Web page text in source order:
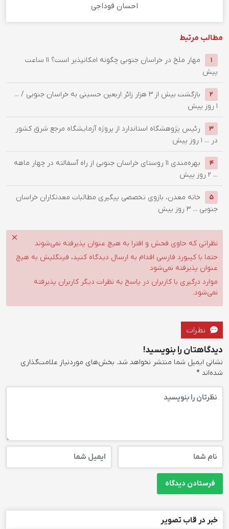
احسان فوداجی
مطالب مرتبط
1 ‌مهار ملخ در خراسان جنوبی چگونه امکانپذیر است؟
11 ساعت
پیش
2
بازگشت بیش از ۳ هزار زائر اربعین حسینی به خراسان جنوبی / ...
1 روز پیش
3
رئیس پژوهشگاه استاندارد از پروژه آزمایشگاه مرجع شرق کشور
در ... 1 روز پیش
4
بهره‌مندی ۱۱ روستای خراسان جنوبی از راه آسفالته در چهار ماهه
... 2 روز پیش
5
خانه معدن، بازوی تخصصی پیگیری مطالبات معدنکاران خراسان
جنوبی ... 3 روز پیش
نظراتی که حاوی فحش و افترا به هیچ عنوان پذیرفته نمی‌شوند
حتما با کیبورد فارسی اقدام به ارسال دیدگاه کنید، فینگلیش به هیچ
عنوان پذیرفته نمی‌شود
موارد درگیری با کاربران در پاسخ به نظرات دیگر کاربران پذیرفته
نمی‌شود.
نظرات
دیدگاهتان را بنویسید!
نشانی ایمیل شما منتشر نخواهد شد. بخش‌های موردنیاز علامت‌گذاری
شده‌اند *
خبر در قاب تصویر